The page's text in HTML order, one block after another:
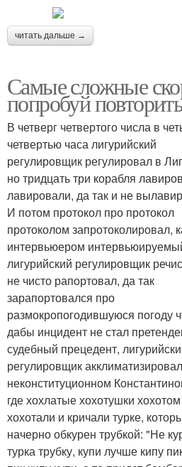
читать дальше →
Самые сложные
попробуй
В четверг четвертого числа в
четвертью часа лигурийский
регулировщик регулировал в
но тридцать три корабля
лавировали, да так и не
И потом протокол про протокол
протоколом запротоколировал,
интервьюером
лигурийский регулировщик
не чисто рапортовал, да так
зарапортовался про
размокропогодившуюся погоду
дабы инцидент не стал
судебный прецедент,
регулировщик
неконституционном
где хохлатые хохотушки хохотом
хохотали и кричали турке,
начерно обкурен трубкой: "Не
турка трубку, купи лучше кипу